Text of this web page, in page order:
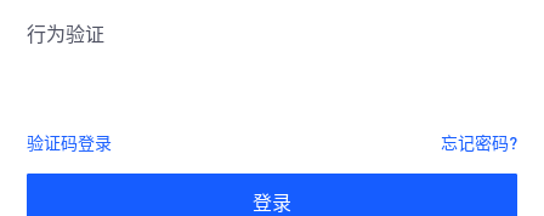
行为验证
验证码登录 忘记密码?
登录